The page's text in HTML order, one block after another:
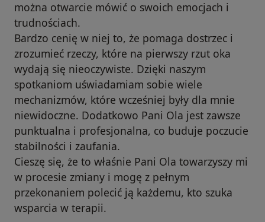
można otwarcie mówić o swoich emocjach i
trudnościach.
Bardzo cenię w niej to, że pomaga dostrzec i
zrozumieć rzeczy, które na pierwszy rzut oka
wydają się nieoczywiste. Dzięki naszym
spotkaniom uświadamiam sobie wiele
mechanizmów, które wcześniej były dla mnie
niewidoczne. Dodatkowo Pani Ola jest zawsze
punktualna i profesjonalna, co buduje poczucie
stabilności i zaufania.
Cieszę się, że to właśnie Pani Ola towarzyszy mi
w procesie zmiany i mogę z pełnym
przekonaniem polecić ją każdemu, kto szuka
wsparcia w terapii.